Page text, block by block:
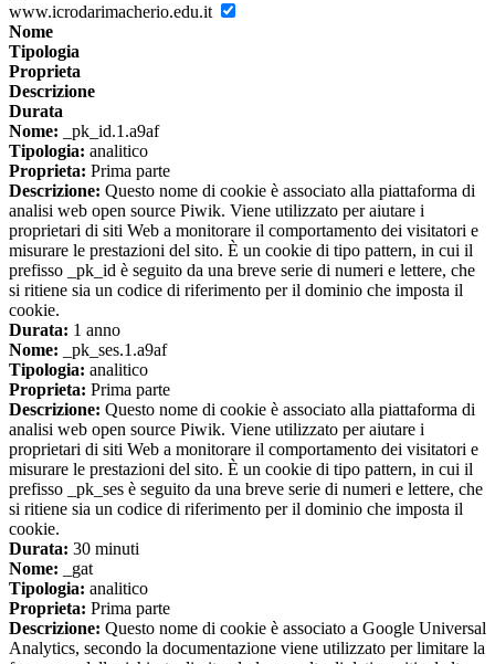
www.icrodarimacherio.edu.it
Nome
Tipologia
Proprieta
Descrizione
Durata
Nome: _pk_id.1.a9af
Tipologia: analitico
Proprieta: Prima parte
Descrizione: Questo nome di cookie è associato alla piattaforma di
analisi web open source Piwik. Viene utilizzato per aiutare i
proprietari di siti Web a monitorare il comportamento dei visitatori e
misurare le prestazioni del sito. È un cookie di tipo pattern, in cui il
prefisso _pk_id è seguito da una breve serie di numeri e lettere, che
si ritiene sia un codice di riferimento per il dominio che imposta il
cookie.
Durata: 1 anno
Nome: _pk_ses.1.a9af
Tipologia: analitico
Proprieta: Prima parte
Descrizione: Questo nome di cookie è associato alla piattaforma di
analisi web open source Piwik. Viene utilizzato per aiutare i
proprietari di siti Web a monitorare il comportamento dei visitatori e
misurare le prestazioni del sito. È un cookie di tipo pattern, in cui il
prefisso _pk_ses è seguito da una breve serie di numeri e lettere, che
si ritiene sia un codice di riferimento per il dominio che imposta il
cookie.
Durata: 30 minuti
Nome: _gat
Tipologia: analitico
Proprieta: Prima parte
Descrizione: Questo nome di cookie è associato a Google Universal
Analytics, secondo la documentazione viene utilizzato per limitare la